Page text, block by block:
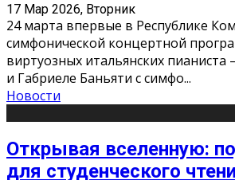
17 Мар 2026, Вторник
24 марта впервые в Республике
симфонической концертной
виртуозных итальянских
и Габриеле Баньяти с симфо...
Новости
Открывая вселенную:
для студенческого